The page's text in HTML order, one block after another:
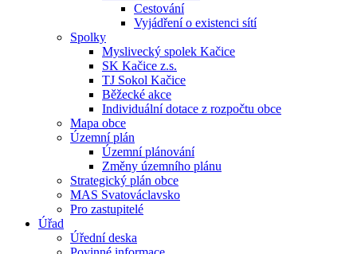
Cestování
Vyjádření o existenci sítí
Spolky
Myslivecký spolek Kačice
SK Kačice z.s.
TJ Sokol Kačice
Běžecké akce
Individuální dotace z rozpočtu obce
Mapa obce
Územní plán
Územní plánování
Změny územního plánu
Strategický plán obce
MAS Svatováclavsko
Pro zastupitelé
Úřad
Úřední deska